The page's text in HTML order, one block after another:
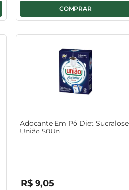
Adocante Em Pó Diet Sucralose
União 50Un
R$ 9,05